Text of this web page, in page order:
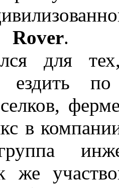
.
для
ездить
в
же